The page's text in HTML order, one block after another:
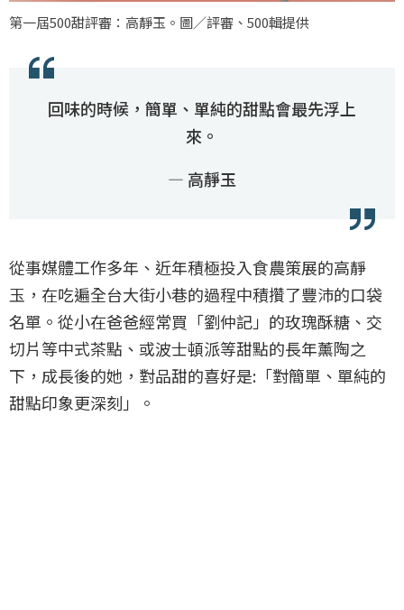
第一屆500甜評審：高靜玉。圖／評審、500輯提供
回味的時候，簡單、單純的甜點會最先浮上
來。
— 高靜玉
從事媒體工作多年、近年積極投入食農策展的高靜
玉，在吃遍全台大街小巷的過程中積攢了豐沛的口袋
名單。從小在爸爸經常買「劉仲記」的玫瑰酥糖、交
切片等中式茶點、或波士頓派等甜點的長年薰陶之
下，成長後的她，對品甜的喜好是:「對簡單、單純的
甜點印象更深刻」。